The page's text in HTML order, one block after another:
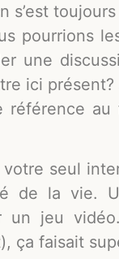
s’est
pourrions
une
ici
référence
votre seul
de la vie.
un jeu
ça faisait